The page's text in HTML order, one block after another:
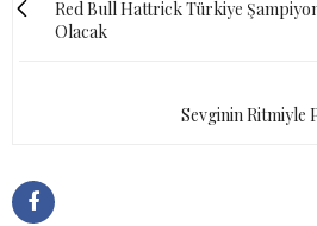
Red Bull Hattrick Türkiye
Olacak
Sevginin Ritmiyle